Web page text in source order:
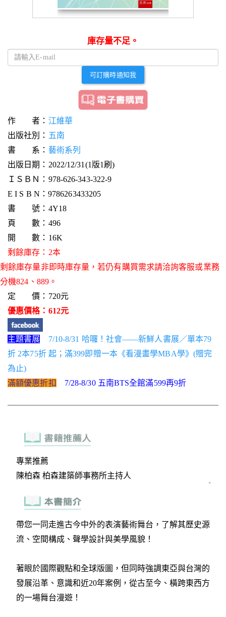
庫存量不足。
可訂購時通知我
作 者： 江維華
出版社別： 五南
書 系： 藝術系列
出版日期：2022/12/31(1版1刷)
ＩＳＢＮ：978-626-343-322-9
E I S B N：9786263433205
書 號：4Y18
頁 數：496
開 數：16K
剩餘庫存：2本
剩餘庫存量非即時庫存量，若仍有購買需求請洽詢客服或業務
分機824、889。
定 價：720元
優惠價格：612元
主題書展
7/10-8/31 哈囉！社會——新鮮人書展／單本79
折 2本75折 起；滿399即贈一本《看漫畫學MBA學》(贈完
為止)
滿額優惠折扣
7/28-8/30 五南BTS全館滿599再9折